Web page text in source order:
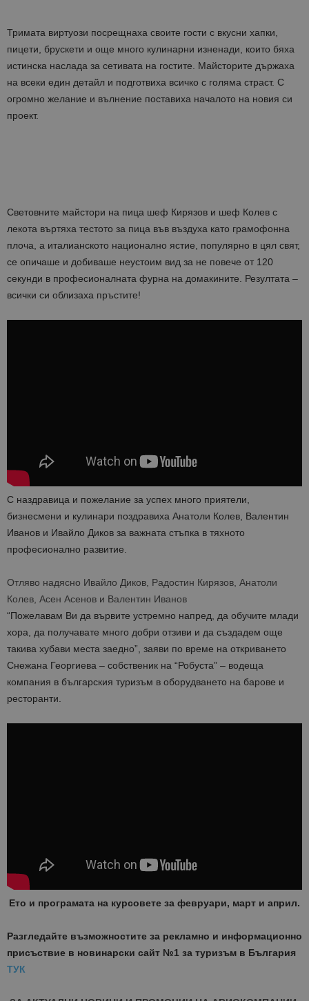
Тримата виртуози посрещнаха своите гости с вкусни хапки,
пицети, брускети и още много кулинарни изненади, които бяха
истинска наслада за сетивата на гостите. Майсторите държаха
на всеки един детайл и подготвиха всичко с голяма страст. С
огромно желание и вълнение поставиха началото на новия си
проект.
Световните майстори на пицa шеф Кирязов и шеф Колев с
лекота въртяха тестото за пица във въздуха като грамофонна
плоча, а италианското национално ястие, популярно в цял свят,
се опичаше и добиваше неустоим вид за не повече от 120
секунди в професионалната фурна на домакините. Резултата –
всички си облизаха пръстите!
С наздравица и пожелание за успех много приятели,
бизнесмени и кулинари поздравиха Анатоли Колев, Валентин
Иванов и Ивайло Диков за важната стъпка в тяхното
професионално развитие.
Отляво надясно Ивайло Диков, Радостин Кирязов, Анатоли
Колев, Асен Асенов и Валентин Иванов
“Пожелавам Ви да вървите устремно напред, да обучите млади
хора, да получавате много добри отзиви и да създадем още
такива хубави места заедно”, заяви по време на откриването
Снежана Георгиева – собственик на “Робуста” – водеща
компания в българския туризъм в оборудването на барове и
ресторанти.
Ето и програмата на курсовете за февруари, март и април.
Разгледайте възможностите за рекламно и информационно
присъствие в новинарски сайт №1 за туризъм в България
ТУК